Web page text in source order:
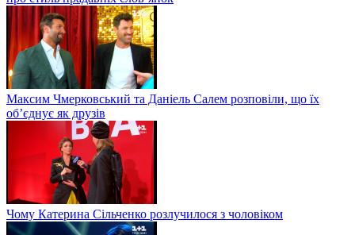
Максим Чмерковський та Даніель Салем розповіли, що їх
об’єднує як друзів
Чому Катерина Сільченко розлучилося з чоловіком